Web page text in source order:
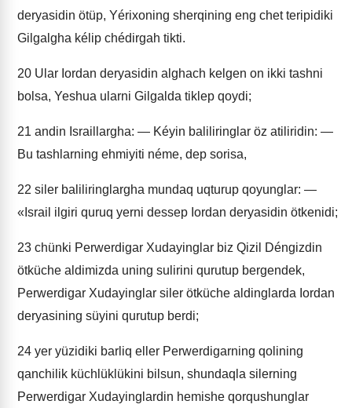
deryasidin ötüp, Yérixoning sherqining eng chet teripidiki
Gilgalgha kélip chédirgah tikti.
20 Ular Iordan deryasidin alghach kelgen on ikki tashni
bolsa, Yeshua ularni Gilgalda tiklep qoydi;
21 andin Israillargha: — Kéyin baliliringlar öz atiliridin: —
Bu tashlarning ehmiyiti néme, dep sorisa,
22 siler baliliringlargha mundaq uqturup qoyunglar: —
«Israil ilgiri quruq yerni dessep Iordan deryasidin ötkenidi;
23 chünki Perwerdigar Xudayinglar biz Qizil Déngizdin
ötküche aldimizda uning sulirini qurutup bergendek,
Perwerdigar Xudayinglar siler ötküche aldinglarda Iordan
deryasining süyini qurutup berdi;
24 yer yüzidiki barliq eller Perwerdigarning qolining
qanchilik küchlüklükini bilsun, shundaqla silerning
Perwerdigar Xudayinglardin hemishe qorqushunglar